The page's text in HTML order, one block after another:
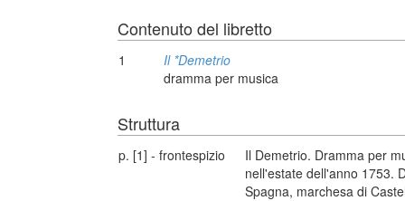
Contenuto del libretto
1
Il *Demetrio
dramma per musica
Struttura
p. [1] - frontespizio
Il Demetrio. Dramma per
nell'estate dell'anno 1753.
Spagna, marchesa di